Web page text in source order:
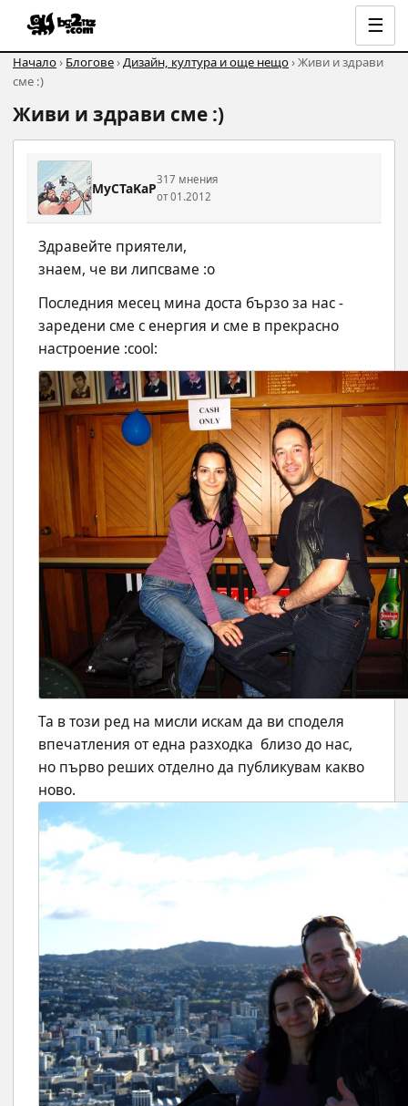
☰
Начало› Блогове›Дизайн, култура и още нещо› Живи и здрави
сме :)
Живи и здрави сме :)
MyCTaKaP317 мнения
от 01.2012
Здравейте приятели,
знаем, че ви липсваме :o
Последния месец мина доста бързо за нас -
заредени сме с енергия и сме в прекрасно
настроение :cool:
Та в този ред на мисли искам да ви споделя
впечатления от една разходка  близо до нас,
но първо реших отделно да публикувам какво
ново.